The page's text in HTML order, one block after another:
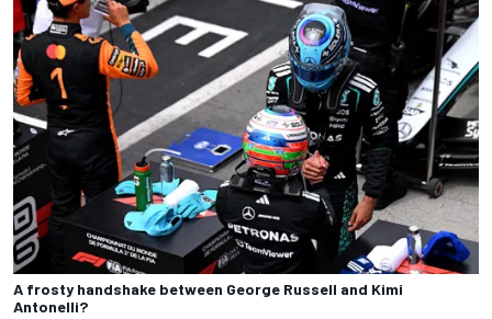
A frosty handshake between George Russell and Kimi
Antonelli?